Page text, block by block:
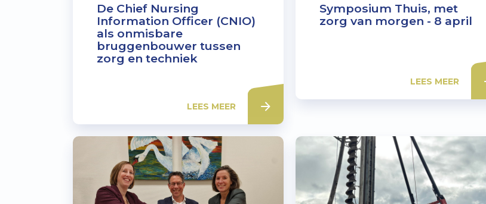
De Chief Nursing
Information Officer (CNIO)
als onmisbare
bruggenbouwer tussen
zorg en techniek
LEES MEER
Symposium Thuis, met
zorg van morgen - 8 april
LEES MEER